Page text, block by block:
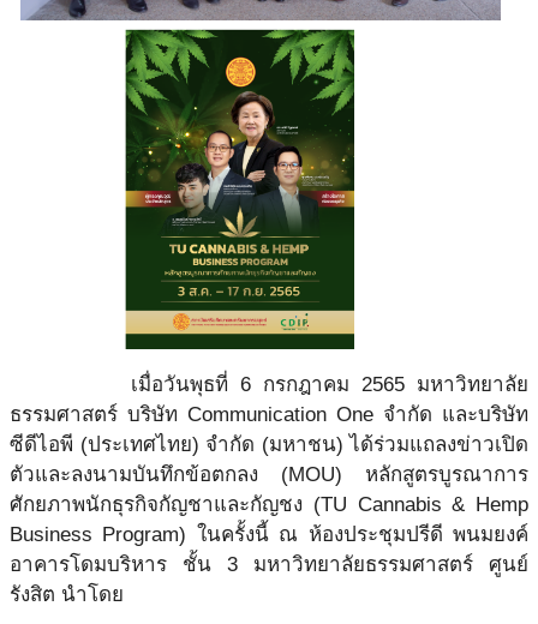
เมื่อวันพุธที่ 6 กรกฎาคม 2565 มหาวิทยาลัย
ธรรมศาสตร์ บริษัท Communication One จำกัด และบริษัท
ซีดีไอพี (ประเทศไทย) จำกัด (มหาชน) ได้ร่วมแถลงข่าวเปิด
ตัวและลงนามบันทึกข้อตกลง (MOU) หลักสูตรบูรณาการ
ศักยภาพนักธุรกิจกัญชาและกัญชง (TU Cannabis & Hemp
Business Program) ในครั้งนี้ ณ ห้องประชุมปรีดี พนมยงค์
อาคารโดมบริหาร ชั้น 3 มหาวิทยาลัยธรรมศาสตร์ ศูนย์
รังสิต นำโดย